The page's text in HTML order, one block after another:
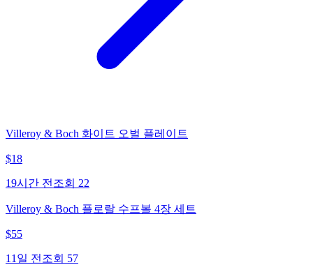
Villeroy & Boch 화이트 오벌 플레이트
$18
19시간 전 조회 22
Villeroy & Boch 플로랄 수프볼 4장 세트
$55
11일 전 조회 57